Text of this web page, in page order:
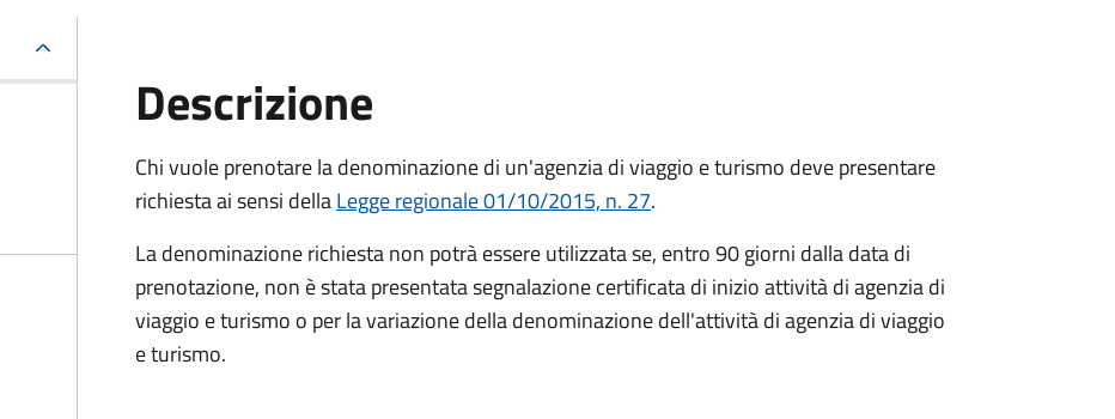
Descrizione
Chi vuole prenotare la denominazionedi un'agenzia di viaggio e turismo deve presentare
richiesta ai sensi dellaLegge regionale 01/10/2015, n. 27.
La denominazione richiesta non potrà essere utilizzata se, entro 90 giorni dalla data di
prenotazione, non è stata presentata segnalazione certificata di inizio attività di agenzia di
viaggio e turismo o per la variazione della denominazione dell'attività di agenzia di viaggio
e turismo.